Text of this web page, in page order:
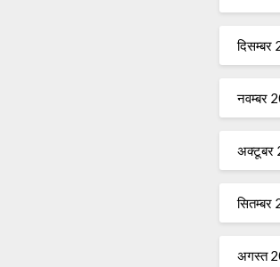
दिसम्बर
नवम्बर
अक्टूबर
सितम्बर
अगस्त